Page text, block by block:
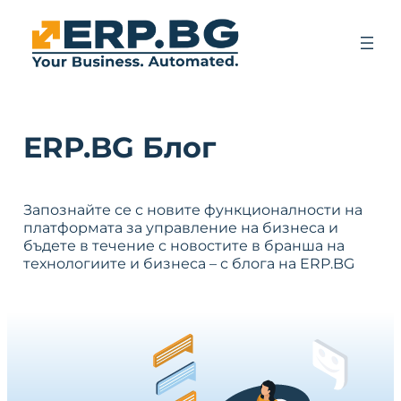
ERP.BG Блог
Запознайте се с новите функционалности на
платформата за управление на бизнеса и
бъдете в течение с новостите в бранша на
технологиите и бизнеса – с блога на ERP.BG